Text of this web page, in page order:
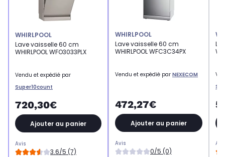
WHIRLPOOL
Lave vaisselle 60 cm
WHIRLPOOL WFO3033PLX
Vendu et expédié par
Super10count
720,30€
Ajouter au panier
Avis
3.6/5 (7)
WHIRLPOOL
Lave vaisselle 60 cm
WHIRLPOOL WFC3C34PX
Vendu et expédié par NEXECOM
472,27€
Ajouter au panier
Avis
0/5 (0)